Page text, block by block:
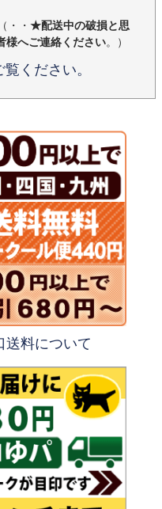
・・ ★配送中の破損と思
様へご連絡ください。）
ください。
送料について